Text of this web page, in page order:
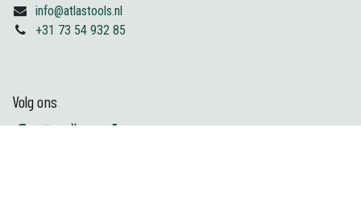
info@atlastools.nl
+31 73 54 932 85
Volg ons